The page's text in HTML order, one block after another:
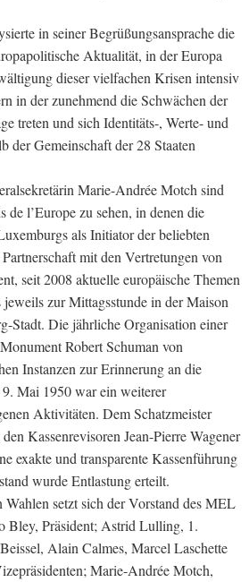
in seiner Begrüßungsansprache die
Aktualität, in der Europa
dieser vielfachen Krisen intensiv
in der zunehmend die Schwächen der
treten und sich Identitäts-, Werte- und
der Gemeinschaft der 28 Staaten
Marie-Andrée Motch sind
l’Europe zu sehen, in denen die
als Initiator der beliebten
mit den Vertretungen von
seit 2008 aktuelle europäische Themen
zur Mittagsstunde in der Maison
Stadt. Die jährliche Organisation einer
Robert Schuman von
Instanzen zur Erinnerung an die
Mai 1950 war ein weiterer
Aktivitäten. Dem Schatzmeister
Kassenrevisoren Jean-Pierre Wagener
exakte und transparente Kassenführung
wurde Entlastung erteilt.
Wahlen setzt sich der Vorstand des MEL
Bley, Präsident; Astrid Lulling, 1.
Alain Calmes, Marcel Laschette
Marie-Andrée Motch,